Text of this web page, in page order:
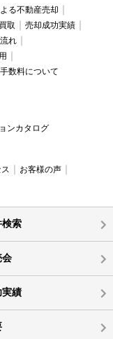
る不動産売却
取
売却成功実績
れ
数料について
ンカタログ
お客様の声
検索
会
実績